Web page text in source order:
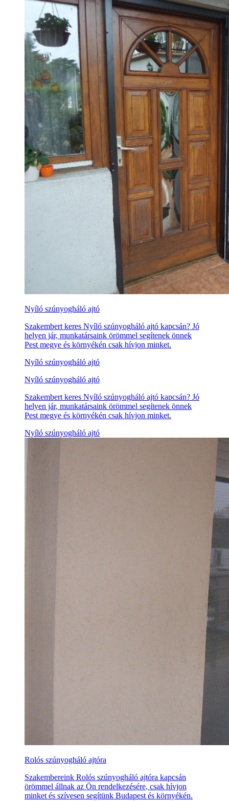
Nyíló szúnyogháló ajtó
Szakembert keres Nyíló szúnyogháló ajtó kapcsán? Jó
helyen jár, munkatársaink örömmel segítenek önnek
Pest megye és környékén csak hívjon minket.
Nyíló szúnyogháló ajtó
Nyíló szúnyogháló ajtó
Szakembert keres Nyíló szúnyogháló ajtó kapcsán? Jó
helyen jár, munkatársaink örömmel segítenek önnek
Pest megye és környékén csak hívjon minket.
Nyíló szúnyogháló ajtó
Rolós szúnyogháló ajtóra
Szakembereink Rolós szúnyogháló ajtóra kapcsán
örömmel állnak az Ön rendelkezésére, csak hívjon
minket és szívesen segítünk Budapest és környékén.